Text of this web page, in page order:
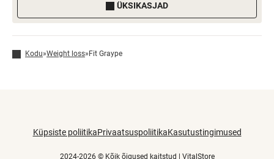
ÜKSIKASJAD
Kodu»Weight loss» Fit Graype
Küpsiste poliitikaPrivaatsuspoliitikaKasutustingimused
2024-2026 © Kõik õigused kaitstud | VitalStore